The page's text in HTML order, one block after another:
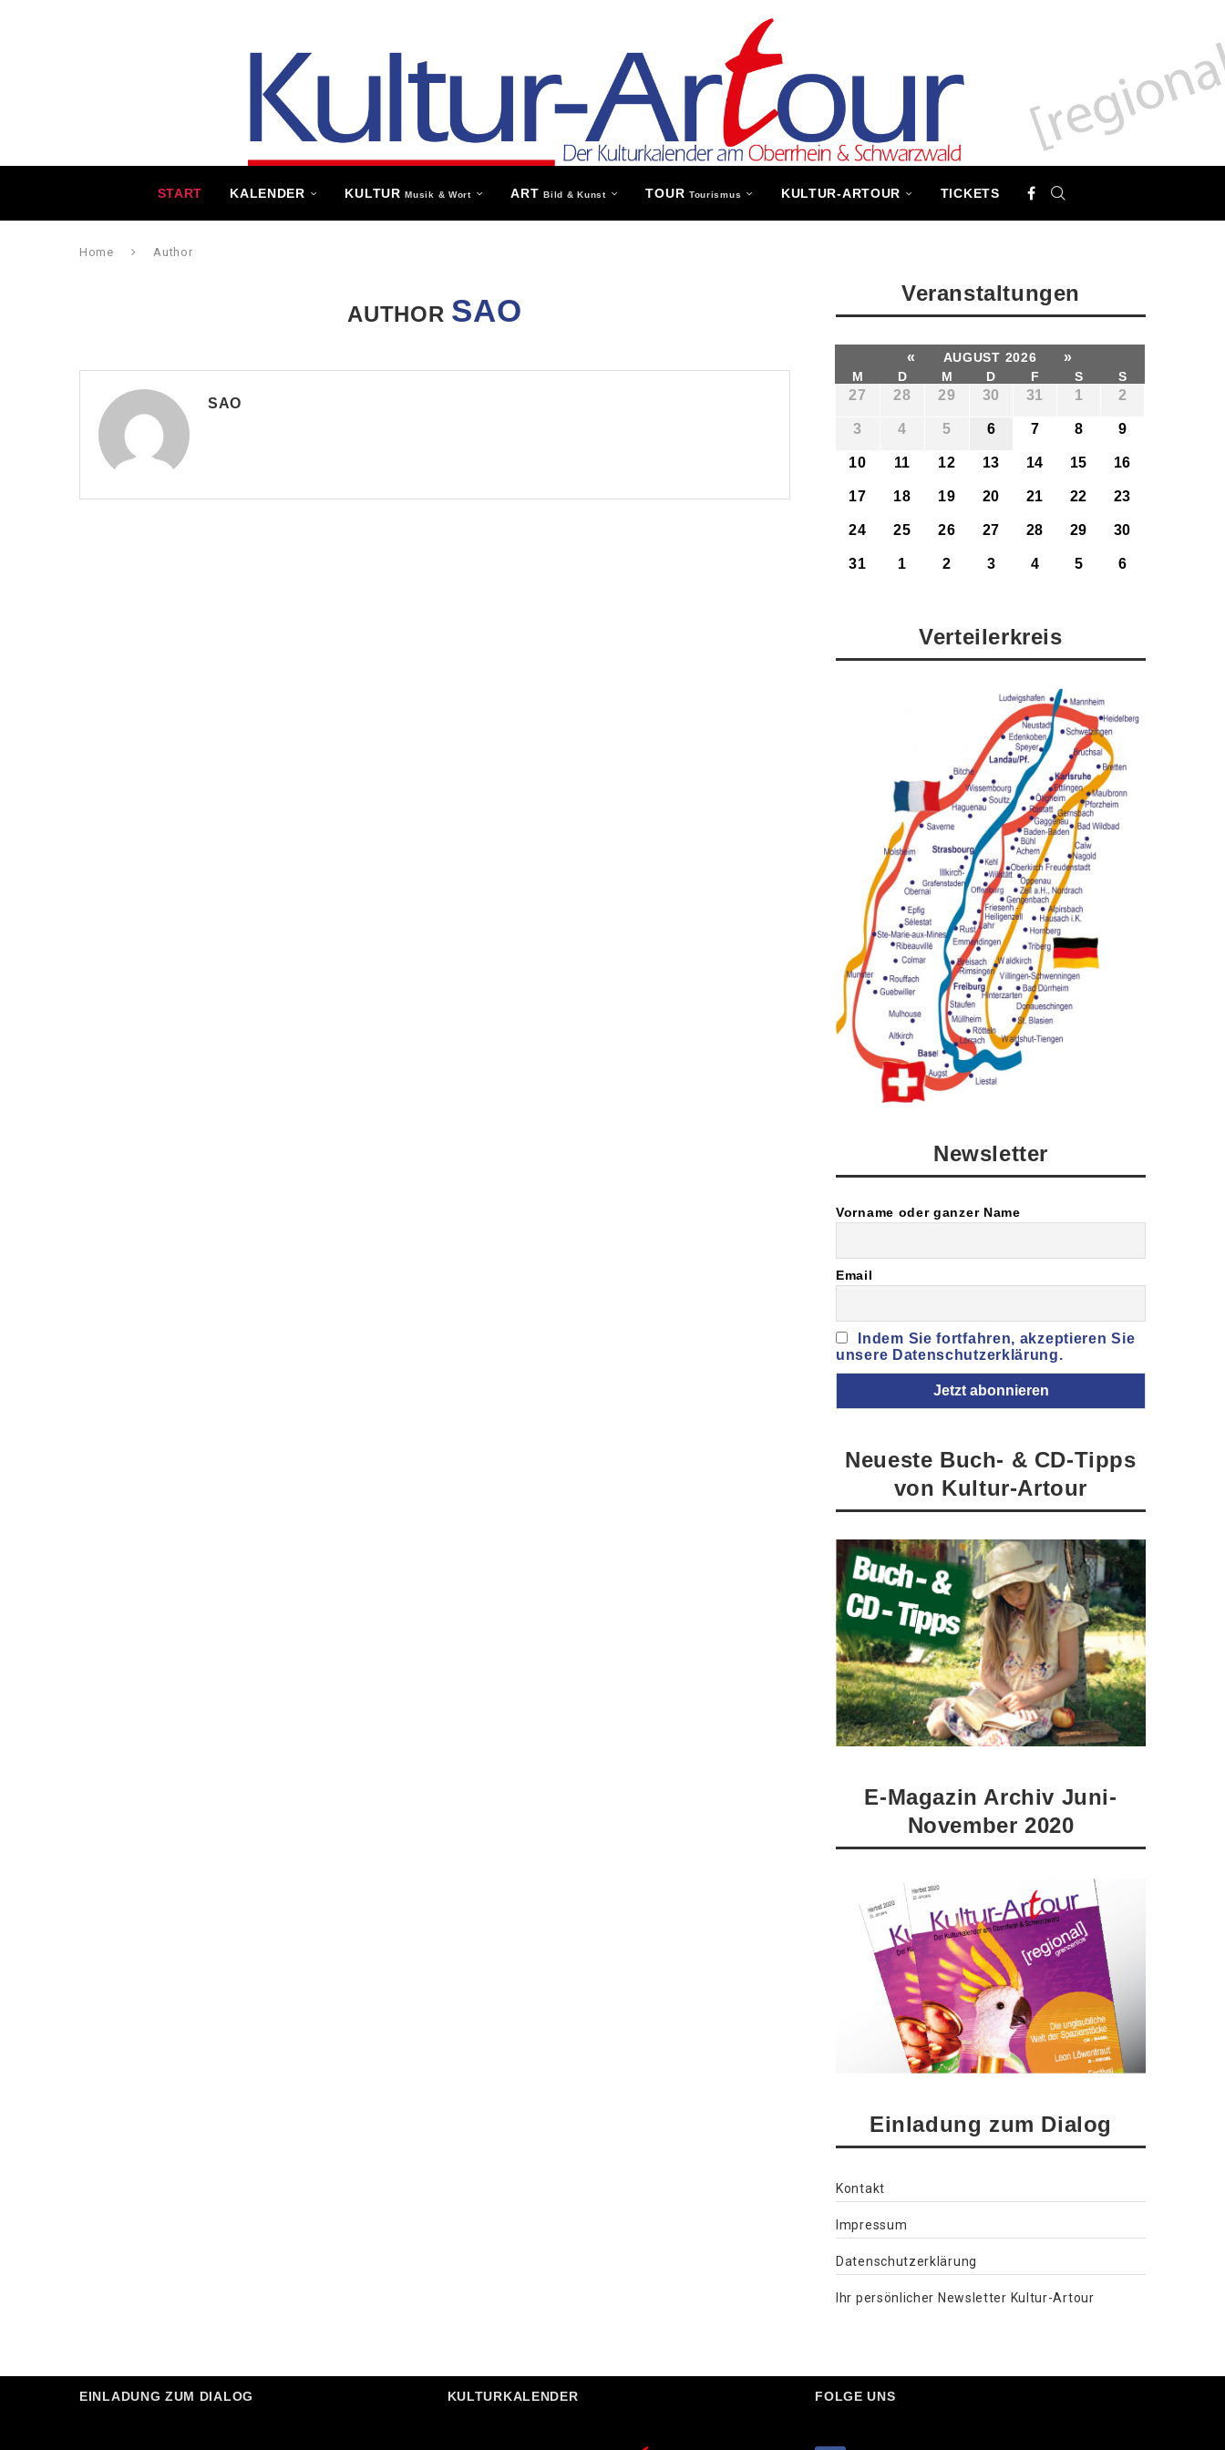
START KALENDER KULTURMusik & Wort ARTBild & Kunst TOUR Tourismus KULTUR-ARTOUR TICKETS
Home Author
AUTHOR SAO
SAO
Veranstaltungen
« AUGUST 2026 »
M D M D F S S
27 28 29 30 31 1 2
3 4 5 6 7 8 9
10 11 12 13 14 15 16
17 18 19 20 21 22 23
24 25 26 27 28 29 30
31 1 2 3 4 5 6
Verteilerkreis
Newsletter
Vorname oder ganzer Name
Email
Indem Sie fortfahren, akzeptieren Sie
unsere Datenschutzerklärung.
Neueste Buch- & CD-Tipps
von Kultur-Artour
E-Magazin Archiv Juni-
November 2020
Einladung zum Dialog
Kontakt
Impressum
Datenschutzerklärung
Ihr persönlicher Newsletter Kultur-Artour
EINLADUNG ZUM DIALOG KULTURKALENDER FOLGE UNS